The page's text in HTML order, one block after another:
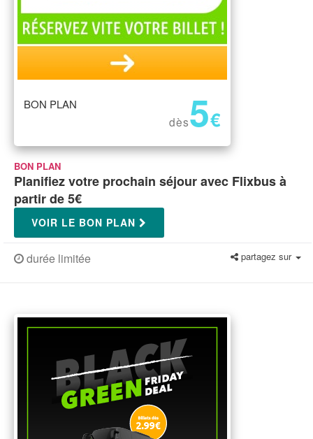
BON PLAN
dès5€
BON PLAN
Planifiez votre prochain séjour avec Flixbus à
partir de 5€
VOIR LE BON PLAN
durée limitée partagez sur